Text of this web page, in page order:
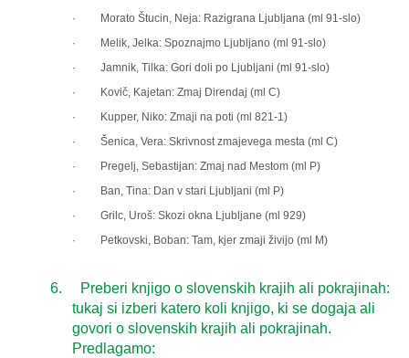
·
Morato Štucin, Neja: Razigrana Ljubljana (ml 91-slo)
·
Melik, Jelka: Spoznajmo Ljubljano (ml 91-slo)
· Jamnik, Tilka: Gori doli po Ljubljani (ml 91-slo)
·
Kovič, Kajetan: Zmaj Direndaj (ml C)
·
Kupper, Niko: Zmaji na poti (ml 821-1)
· Šenica, Vera: Skrivnost zmajevega mesta (ml C)
·
Pregelj, Sebastijan: Zmaj nad Mestom (ml P)
·
Ban, Tina: Dan v stari Ljubljani (ml P)
· Grilc, Uroš: Skozi okna Ljubljane (ml 929)
·
Petkovski, Boban: Tam, kjer zmaji živijo (ml M)
6.
Preberi knjigo o slovenskih krajih ali pokrajinah:
tukaj si izberi katero koli knjigo, ki se dogaja ali
govori o slovenskih krajih ali pokrajinah.
Predlagamo: